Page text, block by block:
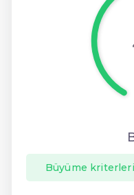
Büyüme